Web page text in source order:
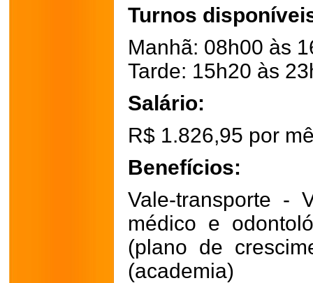
Turnos
Manhã: 08h00 às
Tarde: 15h20 às
Salário:
R$ 1.826,95 por
Benefícios:
Vale-transporte -
médico e
(plano de
(academia)